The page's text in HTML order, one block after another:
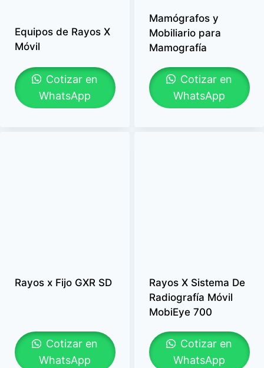
Equipos de Rayos X
Móvil
Cotizar en
WhatsApp
Mamógrafos y
Mobiliario para
Mamografía
Cotizar en
WhatsApp
Rayos x Fijo GXR SD
Cotizar en
WhatsApp
Rayos X Sistema De
Radiografía Móvil
MobiEye 700
Cotizar en
WhatsApp